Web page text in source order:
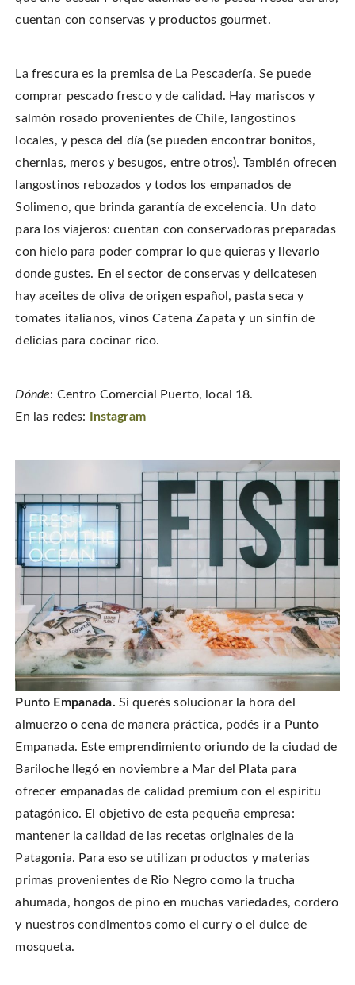
cuentan con conservas y productos gourmet.
La frescura es la premisa de La Pescadería. Se puede
comprar pescado fresco y de calidad. Hay mariscos y
salmón rosado provenientes de Chile, langostinos
locales, y pesca del día (se pueden encontrar bonitos,
chernias, meros y besugos, entre otros). También ofrecen
langostinos rebozados y todos los empanados de
Solimeno, que brinda garantía de excelencia. Un dato
para los viajeros: cuentan con conservadoras preparadas
con hielo para poder comprar lo que quieras y llevarlo
donde gustes. En el sector de conservas y delicatesen
hay aceites de oliva de origen español, pasta seca y
tomates italianos, vinos Catena Zapata y un sinfín de
delicias para cocinar rico.
Dónde: Centro Comercial Puerto, local 18.
En las redes:
Instagram
Punto Empanada. Si querés solucionar la hora del
almuerzo o cena de manera práctica, podés ir a Punto
Empanada. Este emprendimiento oriundo de la ciudad de
Bariloche llegó en noviembre a Mar del Plata para
ofrecer empanadas de calidad premium con el espíritu
patagónico. El objetivo de esta pequeña empresa:
mantener la calidad de las recetas originales de la
Patagonia. Para eso se utilizan productos y materias
primas provenientes de Rio Negro como la trucha
ahumada, hongos de pino en muchas variedades, cordero
y nuestros condimentos como el curry o el dulce de
mosqueta.